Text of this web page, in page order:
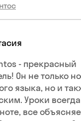
- прекрасный
Он не только
языка, но и
Уроки
все